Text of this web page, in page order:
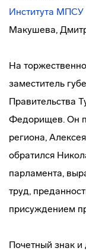
Института МПСУ
Макушева,
На
заместитель
Правительства
Федорищев. Он
региона,
обратился
парламента,
труд,
присуждением
Почетный знак